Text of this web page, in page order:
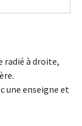
radié à droite,
une enseigne et